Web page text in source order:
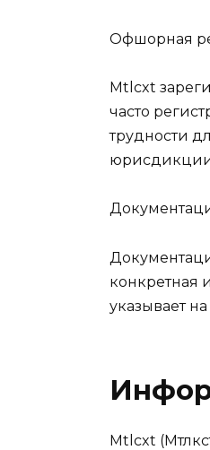
Офшорная
Mtlcxt
часто
трудности
юрисдикции
конкретная
указывает
Mtlcxt